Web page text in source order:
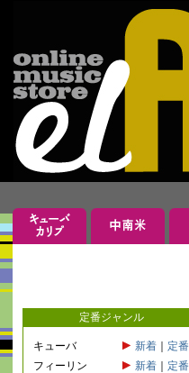
定番ジャンル
キューバ 新着
定番
フィーリン
新着
定番